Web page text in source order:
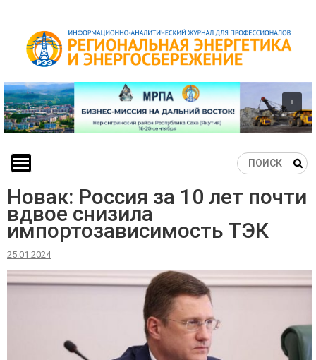
content
Новак: Россия за 10 лет почти
вдвое снизила
импортозависимость ТЭК
25.01.2024